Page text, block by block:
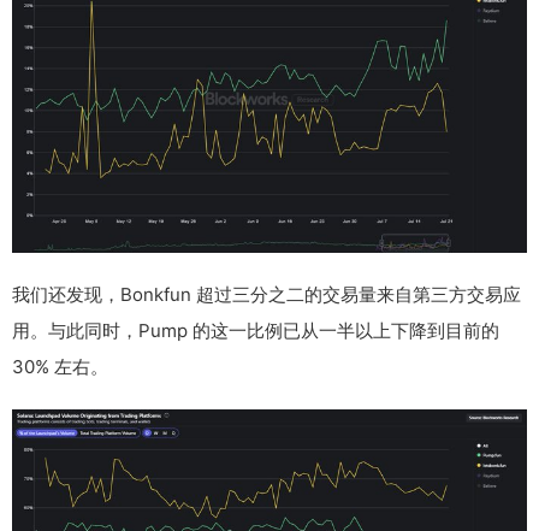
我们还发现，Bonkfun 超过三分之二的交易量来自第三方交易应
用。与此同时，Pump 的这一比例已从一半以上下降到目前的
30% 左右。